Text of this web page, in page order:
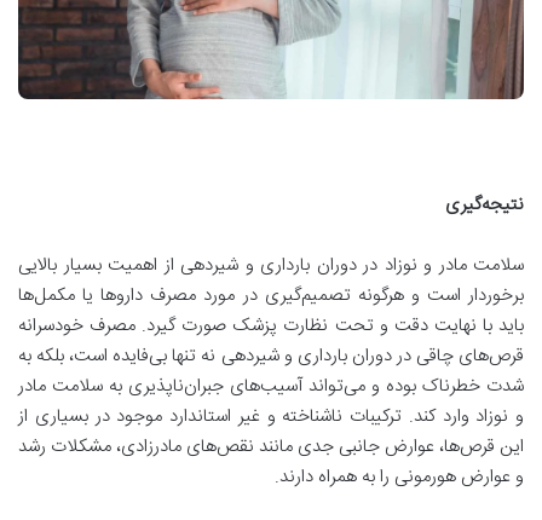
نتیجه‌گیری
سلامت مادر و نوزاد در دوران بارداری و شیردهی از اهمیت بسیار بالایی
برخوردار است و هرگونه تصمیم‌گیری در مورد مصرف داروها یا مکمل‌ها
باید با نهایت دقت و تحت نظارت پزشک صورت گیرد. مصرف خودسرانه
قرص‌های چاقی در دوران بارداری و شیردهی نه تنها بی‌فایده است، بلکه به
شدت خطرناک بوده و می‌تواند آسیب‌های جبران‌ناپذیری به سلامت مادر
و نوزاد وارد کند. ترکیبات ناشناخته و غیر استاندارد موجود در بسیاری از
این قرص‌ها، عوارض جانبی جدی مانند نقص‌های مادرزادی، مشکلات رشد
و عوارض هورمونی را به همراه دارند.